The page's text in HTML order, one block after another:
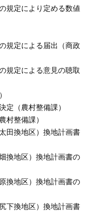
規定により定める数値
規定による届出（商政
規定による意見の聴取
（農村整備課）
村整備課）
田換地区）換地計画書
換地区）換地計画書の
換地区）換地計画書の
下換地区）換地計画書